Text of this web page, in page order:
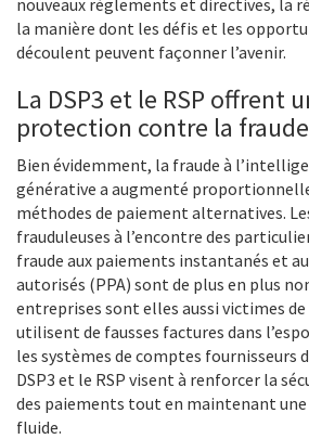
la manière dont les défis et les
découlent peuvent façonner l’avenir.
La DSP3 et le RSP offrent
protection contre la fraude
Bien évidemment, la fraude à
générative a augmenté
méthodes de paiement alternatives.
frauduleuses à l’encontre des
fraude aux paiements instantanés et
autorisés (PPA) sont de plus en plus
entreprises sont elles aussi victimes de
utilisent de fausses factures dans
les systèmes de comptes fournisseurs
DSP3 et le RSP visent à renforcer la
des paiements tout en maintenant
fluide.